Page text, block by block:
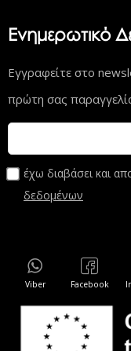
Ενημερωτικό
Εγγραφείτε στο
πρώτη σας
έχω διαβάσει και
δεδομένων
Viber Facebook